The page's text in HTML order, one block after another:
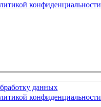
конфиденциальности
данных
конфиденциальности